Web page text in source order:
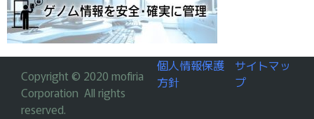
Copyright © 2020 mofiria
Corporation All rights
reserved.
サイトマッ
プ
個人情報保護
方針